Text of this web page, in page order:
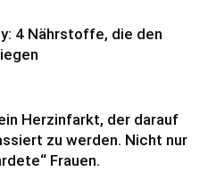
4 Nährstoffe, die den
Herzinfarkt, der darauf
zu werden. Nicht nur
Frauen.